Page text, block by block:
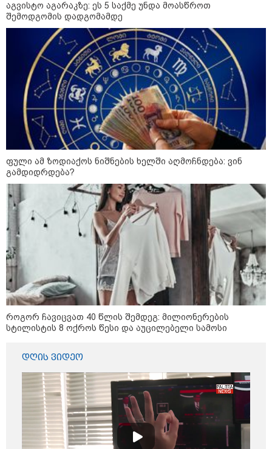
კატეგორიები
აგვისტო
დღის ზოგადი
ასტროლოგიური
პროგნოზი
აგვისტო აგარაკზე: ეს 5 საქმე
უნდა მოასწროთ შემოდგომის
დადგომამდე
ფული ამ ზოდიაქოს ნიშნების
ხელში აღმოჩნდება: ვინ
გამდიდრდება?
აგვისტო აგარაკზე: ეს 5 საქმე უნდა მოასწროთ
შემოდგომის დადგომამდე
ფული ამ ზოდიაქოს ნიშნების ხელში აღმოჩნდება: ვინ
გამდიდრდება?
როგორ ჩავიცვათ 40 წლის შემდეგ: მილიონერების
სტილისტის 8 ოქროს წესი და აუცილებელი სამოსი
დღის ვიდეო